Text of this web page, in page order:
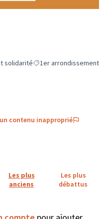
de la catégorie : Santé et
solidaritéFiltrer les résultats
1er arrondissement
contenu inapproprié
Les plus
anciens
Les plus
débattus